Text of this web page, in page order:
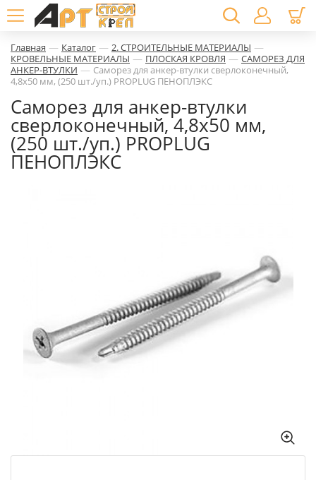
Главная — Каталог — 2. СТРОИТЕЛЬНЫЕ МАТЕРИАЛЫ —
КРОВЕЛЬНЫЕ МАТЕРИАЛЫ — ПЛОСКАЯ КРОВЛЯ — САМОРЕЗ ДЛЯ
АНКЕР-ВТУЛКИ — Саморез для анкер-втулки сверлоконечный,
4,8х50 мм, (250 шт./уп.) PROPLUG ПЕНОПЛЭКС
Саморез для анкер-втулки
сверлоконечный, 4,8х50 мм,
(250 шт./уп.) PROPLUG
ПЕНОПЛЭКС